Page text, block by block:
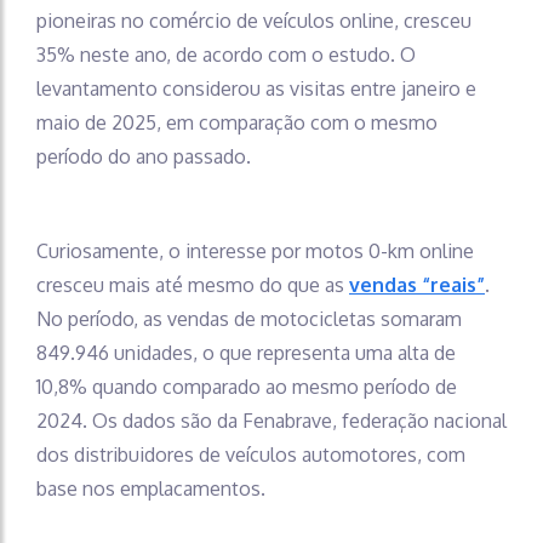
pioneiras no comércio de veículos online, cresceu
35% neste ano, de acordo com o estudo. O
levantamento considerou as visitas entre janeiro e
maio de 2025, em comparação com o mesmo
período do ano passado.
Curiosamente, o interesse por motos 0-km online
cresceu mais até mesmo do que as vendas “reais”.
No período, as vendas de motocicletas somaram
849.946 unidades, o que representa uma alta de
10,8% quando comparado ao mesmo período de
2024. Os dados são da Fenabrave, federação nacional
dos distribuidores de veículos automotores, com
base nos emplacamentos.